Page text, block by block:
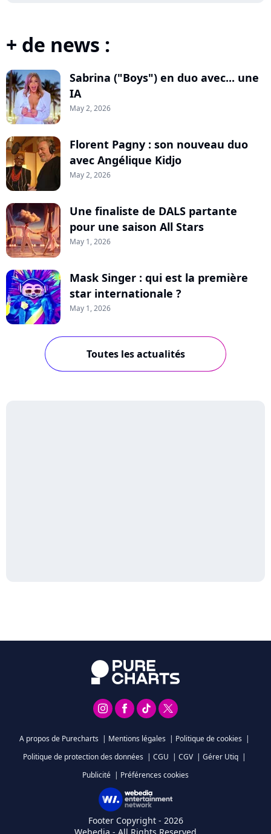
+ de news :
Sabrina ("Boys") en duo avec... une
IA
May 2, 2026
Florent Pagny : son nouveau duo
avec Angélique Kidjo
May 2, 2026
Une finaliste de DALS partante
pour une saison All Stars
May 1, 2026
Mask Singer : qui est la première
star internationale ?
May 1, 2026
Toutes les actualités
A propos de Purecharts | Mentions légales | Politique de cookies |
Politique de protection des données | CGU | CGV | Gérer Utiq |
Publicité | Préférences cookies
Footer Copyright - 2026